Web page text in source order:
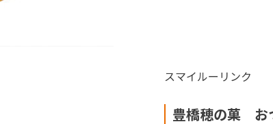
スマイルーリンク
豊橋穂の菓 お